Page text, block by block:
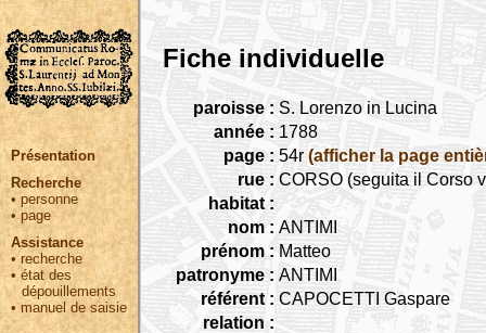
Présentation
Recherche
• personne
•page
Assistance
• recherche
•état des
dépouillements
•manuel de saisie
Fiche individuelle
paroisse : S. Lorenzo in Lucina
année : 1788
page : 54r (afficher la page
rue : CORSO (seguita il Corso
habitat :
nom : ANTIMI
prénom : Matteo
patronyme : ANTIMI
référent : CAPOCETTI Gaspare
relation :